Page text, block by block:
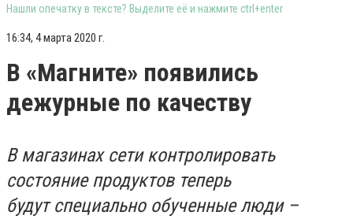
Нашли опечатку в тексте? Выделите её и нажмите ctrl+enter
16:34, 4 марта 2020 г.
В «Магните» появились
дежурные по качеству
В магазинах сети контролировать
состояние продуктов теперь
будут специально обученные люди –